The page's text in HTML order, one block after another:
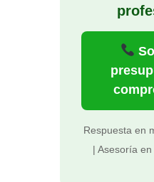
Respuesta en
| Asesoría